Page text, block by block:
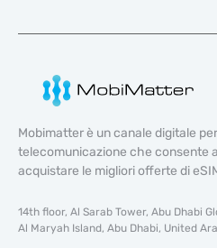
Mobimatter è un canale digitale
telecomunicazione che consente
acquistare le migliori offerte di
14th floor, Al Sarab Tower, Abu Dhabi
Al Maryah Island, Abu Dhabi, United